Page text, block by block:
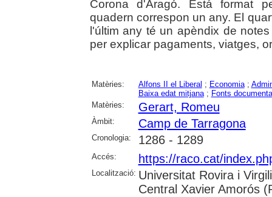
Corona d'Aragó. Está format
quadern correspon un any. El
l'últim any té un apèndix de
per explicar pagaments, viatges,
Matèries: Alfons II el Liberal ; Economia;
Baixa edat mitjana; Fonts
Matèries:
Gerart, Romeu
Àmbit: Camp de Tarragona
Cronologia: 1286 - 1289
Accés: https://raco.cat/
Localització: Universitat Rovira i
Central Xavier Amorós